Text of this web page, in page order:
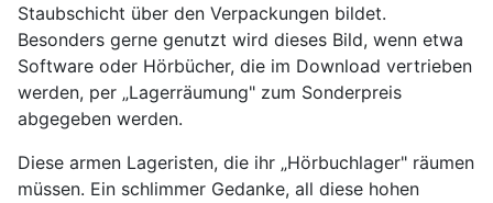
Staubschicht über den Verpackungen bildet.
Besonders gerne genutzt wird dieses Bild, wenn etwa
Software oder Hörbücher, die im Download vertrieben
werden, per „Lagerräumung" zum Sonderpreis
abgegeben werden.
Diese armen Lageristen, die ihr „Hörbuchlager" räumen
müssen. Ein schlimmer Gedanke, all diese hohen